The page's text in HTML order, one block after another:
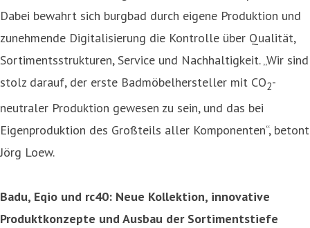
Dabei bewahrt sich burgbad durch eigene Produktion und
zunehmende Digitalisierung die Kontrolle über Qualität,
Sortimentsstrukturen, Service und Nachhaltigkeit. „Wir sind
stolz darauf, der erste Badmöbelhersteller mit CO2-
neutraler Produktion gewesen zu sein, und das bei
Eigenproduktion des Großteils aller Komponenten“, betont
Jörg Loew.
Badu, Eqio und rc40: Neue Kollektion, innovative
Produktkonzepte und Ausbau der Sortimentstiefe